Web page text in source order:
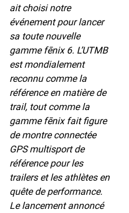
ait choisi notre
événement pour lancer
sa toute nouvelle
gamme fēnix 6. L’UTMB
est mondialement
reconnu comme la
référence en matière de
trail, tout comme la
gamme fēnix fait figure
de montre connectée
GPS multisport de
référence pour les
trailers et les athlètes en
quête de performance.
Le lancement annoncé